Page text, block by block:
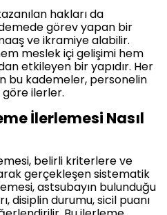
hakları da
görev yapan bir
ve ikramiye alabilir.
meslek içi gelişimi hem
etkileyen bir yapıdır. Her
bu kademeler, personelin
göre ilerler.
İlerlemesi Nasıl
belirli kriterlere ve
gerçekleşen sistematik
astsubayın bulunduğu
disiplin durumu, sicil puanı